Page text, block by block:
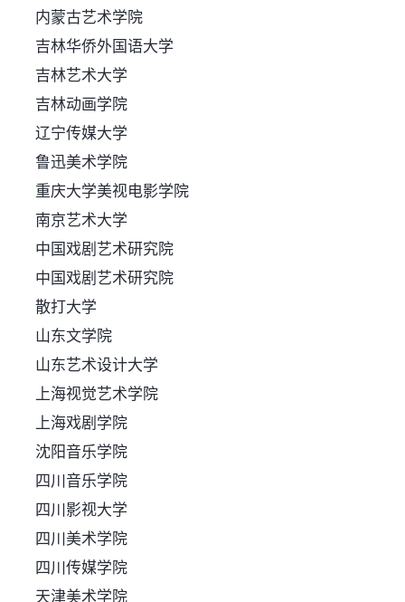
内蒙古艺术学院
吉林华侨外国语大学
吉林艺术大学
吉林动画学院
辽宁传媒大学
鲁迅美术学院
重庆大学美视电影学院
南京艺术大学
中国戏剧艺术研究院
中国戏剧艺术研究院
散打大学
山东文学院
山东艺术设计大学
上海视觉艺术学院
上海戏剧学院
沈阳音乐学院
四川音乐学院
四川影视大学
四川美术学院
四川传媒学院
天津美术学院